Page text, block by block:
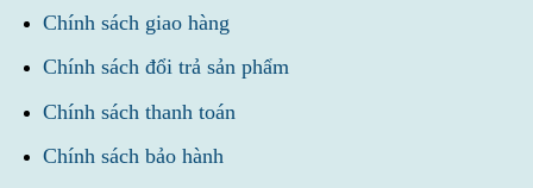
Chính sách giao hàng
Chính sách đổi trả sản phẩm
Chính sách thanh toán
Chính sách bảo hành